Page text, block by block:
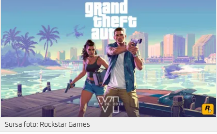
Sursa foto: Rockstar Games